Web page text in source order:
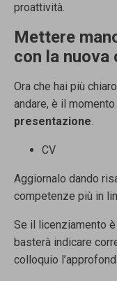
proattività.
Mettere
con la nuova
Ora che hai più
andare, è il
presentazione.
CV
Aggiornalo dando
competenze più in
Se il licenziamento
basterà indicare
colloquio